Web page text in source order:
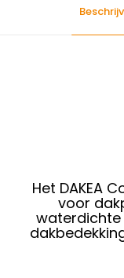
Het DAKEA
voor
waterdichte